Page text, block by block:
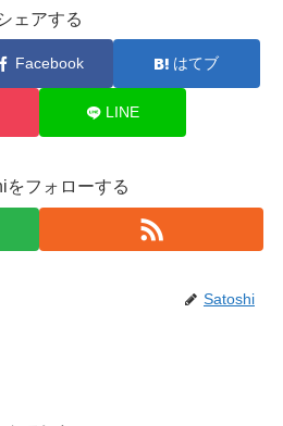
ェアする
Facebook はてブ
LINE
をフォローする
Satoshi